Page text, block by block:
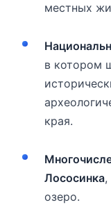
местных
в котором
края.
Лососинка,
озеро.